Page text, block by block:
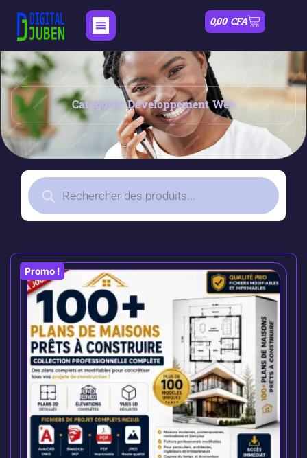
0,00 CFA
Catégorie: Développement Web
Promo !